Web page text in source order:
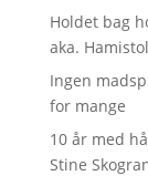
Holdet bag
aka.
Ingen
for mange
10 år med
Stine